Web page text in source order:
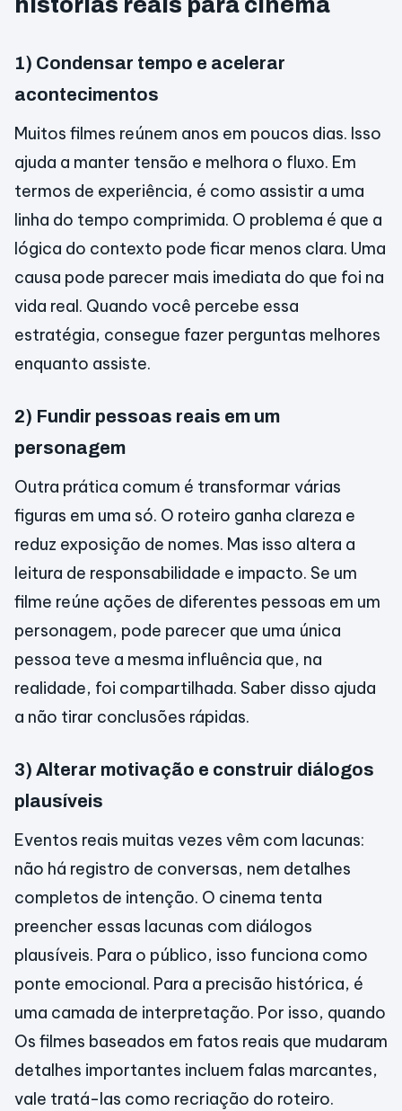
histórias reais para cinema
1) Condensar tempo e acelerar
acontecimentos
Muitos filmes reúnem anos em poucos dias. Isso
ajuda a manter tensão e melhora o fluxo. Em
termos de experiência, é como assistir a uma
linha do tempo comprimida. O problema é que a
lógica do contexto pode ficar menos clara. Uma
causa pode parecer mais imediata do que foi na
vida real. Quando você percebe essa
estratégia, consegue fazer perguntas melhores
enquanto assiste.
2) Fundir pessoas reais em um
personagem
Outra prática comum é transformar várias
figuras em uma só. O roteiro ganha clareza e
reduz exposição de nomes. Mas isso altera a
leitura de responsabilidade e impacto. Se um
filme reúne ações de diferentes pessoas em um
personagem, pode parecer que uma única
pessoa teve a mesma influência que, na
realidade, foi compartilhada. Saber disso ajuda
a não tirar conclusões rápidas.
3) Alterar motivação e construir diálogos
plausíveis
Eventos reais muitas vezes vêm com lacunas:
não há registro de conversas, nem detalhes
completos de intenção. O cinema tenta
preencher essas lacunas com diálogos
plausíveis. Para o público, isso funciona como
ponte emocional. Para a precisão histórica, é
uma camada de interpretação. Por isso, quando
Os filmes baseados em fatos reais que mudaram
detalhes importantes incluem falas marcantes,
vale tratá-las como recriação do roteiro.